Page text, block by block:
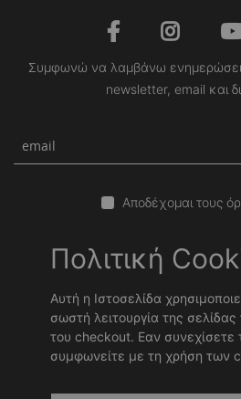
Συμφωνώ να λαμβάνω
newsletter, email και
Αποδέχομαι τους
Πολιτική
Αυτή η Ιστοσελίδα
σωστή λειτουργία της
του checkout. Εαν συνεχίσετε
συμφωνείτε με τη χρήση των